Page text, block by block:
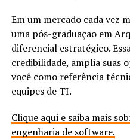
Em um mercado cada vez
uma pós-graduação em
diferencial estratégico.
credibilidade, amplia suas
você como referência
equipes de TI.
Clique aqui e saiba mais
engenharia de software.